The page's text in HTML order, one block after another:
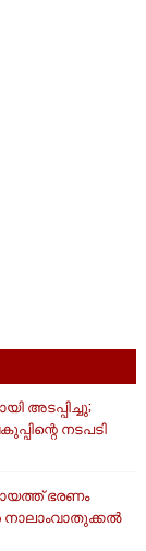
അടപ്പിച്ചു;
നടപടി
ഭരണം
നാലാംവാതുക്കൽ